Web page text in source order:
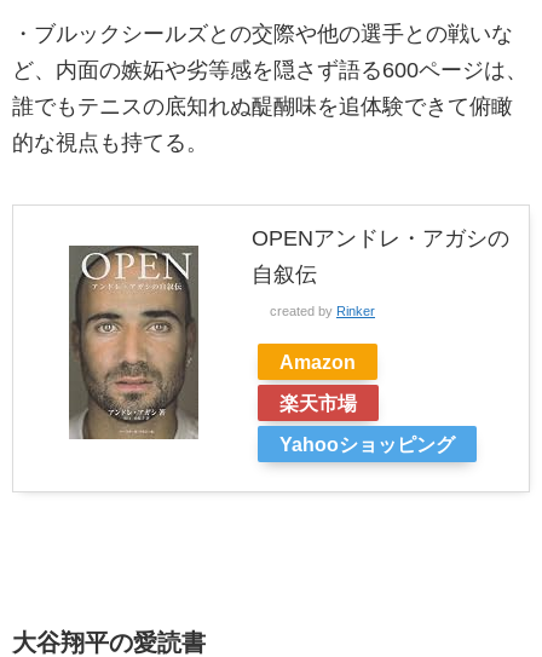
・ブルックシールズとの交際や他の選手との戦いな
ど、内面の嫉妬や劣等感を隠さず語る600ページは、
誰でもテニスの底知れぬ醍醐味を追体験できて俯瞰
的な視点も持てる。
OPENアンドレ・アガシの
自叙伝
created by Rinker
Amazon
楽天市場
Yahooショッピング
大谷翔平の愛読書